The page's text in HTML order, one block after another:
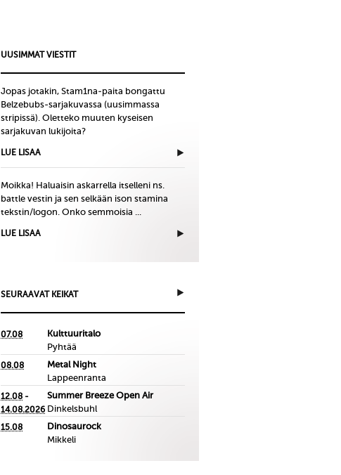
UUSIMMAT VIESTIT
Jopas jotakin, Stam1na-paita bongattu
Belzebubs-sarjakuvassa (uusimmassa
stripissä). Oletteko muuten kyseisen
sarjakuvan lukijoita?
LUE LISAA
Moikka! Haluaisin askarrella itselleni ns.
battle vestin ja sen selkään ison stamina
tekstin/logon. Onko semmoisia ...
LUE LISAA
SEURAAVAT KEIKAT
07.08
Kulttuuritalo
Pyhtää
08.08
Metal Night
Lappeenranta
12.08 -
14.08.2026
Summer Breeze Open Air
Dinkelsbuhl
15.08
Dinosaurock
Mikkeli